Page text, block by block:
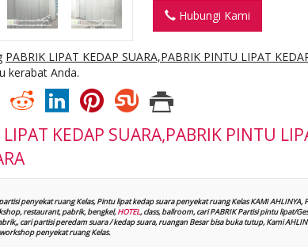
Hubungi Kami
PABRIK LIPAT KEDAP SUARA,PABRIK PINTU LIPAT
kerabat Anda.
LIPAT KEDAP SUARA,PABRIK PINTU
penyekat ruang Kelas, Pintu lipat kedap suarapenyekat ruang KelasKAMI AHLINYA,
restaurant, pabrik, bengkel,HOTEL, class, ballroom, cari PABRIK Partisi pintu lipat/
cari partisi peredam suara / kedap suara, ruangan Besar bisa buka tutup, Kami
penyekat ruang Kelas.